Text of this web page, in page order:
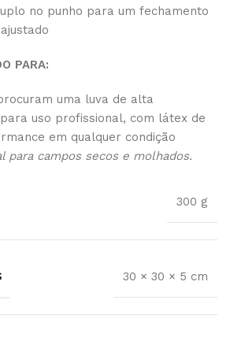
no punho para um fechamento
PARA:
uma luva de alta
uso profissional, com látex de
em qualquer condição
para campos secos e molhados.
300 g
30 × 30 × 5 cm